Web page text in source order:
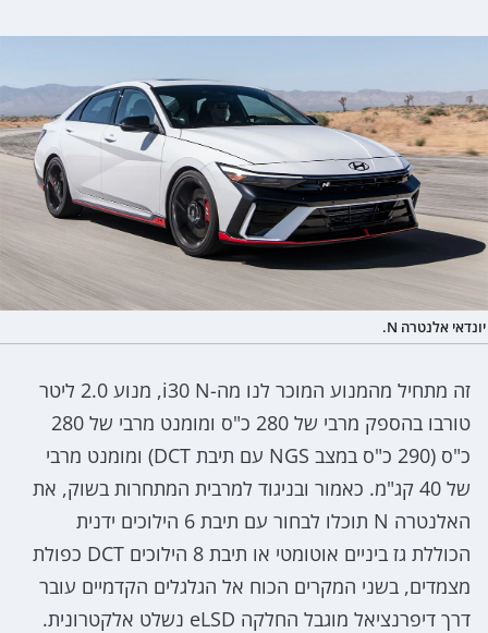
יונדאי אלנטרה N.
זה מתחיל מהמנוע המוכר לנו מה-i30 N, מנוע 2.0 ליטר
טורבו בהספק מרבי של 280 כ"ס ומומנט מרבי של 280
כ"ס (290 כ"ס במצב NGS עם תיבת DCT) ומומנט מרבי
של 40 קג"מ. כאמור ובניגוד למרבית המתחרות בשוק, את
האלנטרה N תוכלו לבחור עם תיבת 6 הילוכים ידנית
הכוללת גז ביניים אוטומטי או תיבת 8 הילוכים DCT כפולת
מצמדים, בשני המקרים הכוח אל הגלגלים הקדמיים עובר
דרך דיפרנציאל מוגבל החלקה eLSD נשלט אלקטרונית.